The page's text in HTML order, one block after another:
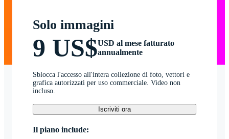
Solo immagini
9 US$USD al mese fatturato
annualmente
Sblocca l'accesso all'intera collezione di foto, vettori e
grafica autorizzati per uso commerciale. Video non
incluso.
Iscriviti ora
Il piano include: